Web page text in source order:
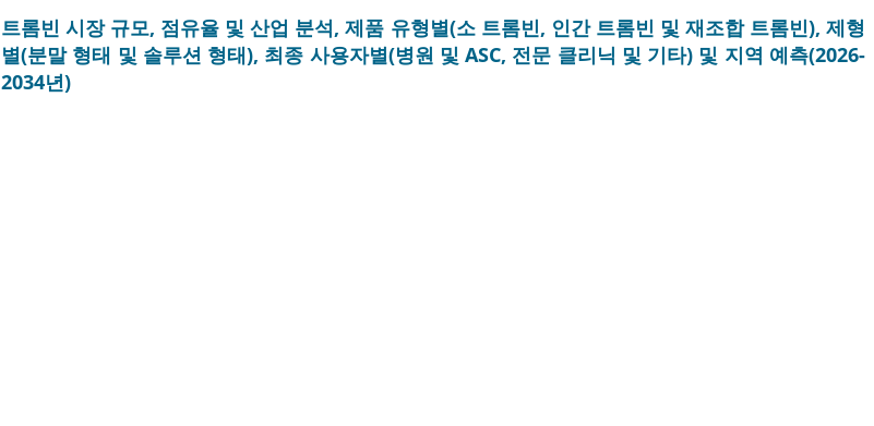
트롬빈 시장 규모, 점유율 및 산업 분석, 제품 유형별(소 트롬빈, 인간 트롬빈 및 재조합 트롬빈), 제형
별(분말 형태 및 솔루션 형태), 최종 사용자별(병원 및 ASC, 전문 클리닉 및 기타) 및 지역 예측(2026-
2034년)